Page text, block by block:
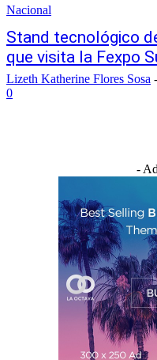
Nacional
Stand tecnológico
que visita la Fexpo
Lizeth Katherine Flores Sosa -
0
-